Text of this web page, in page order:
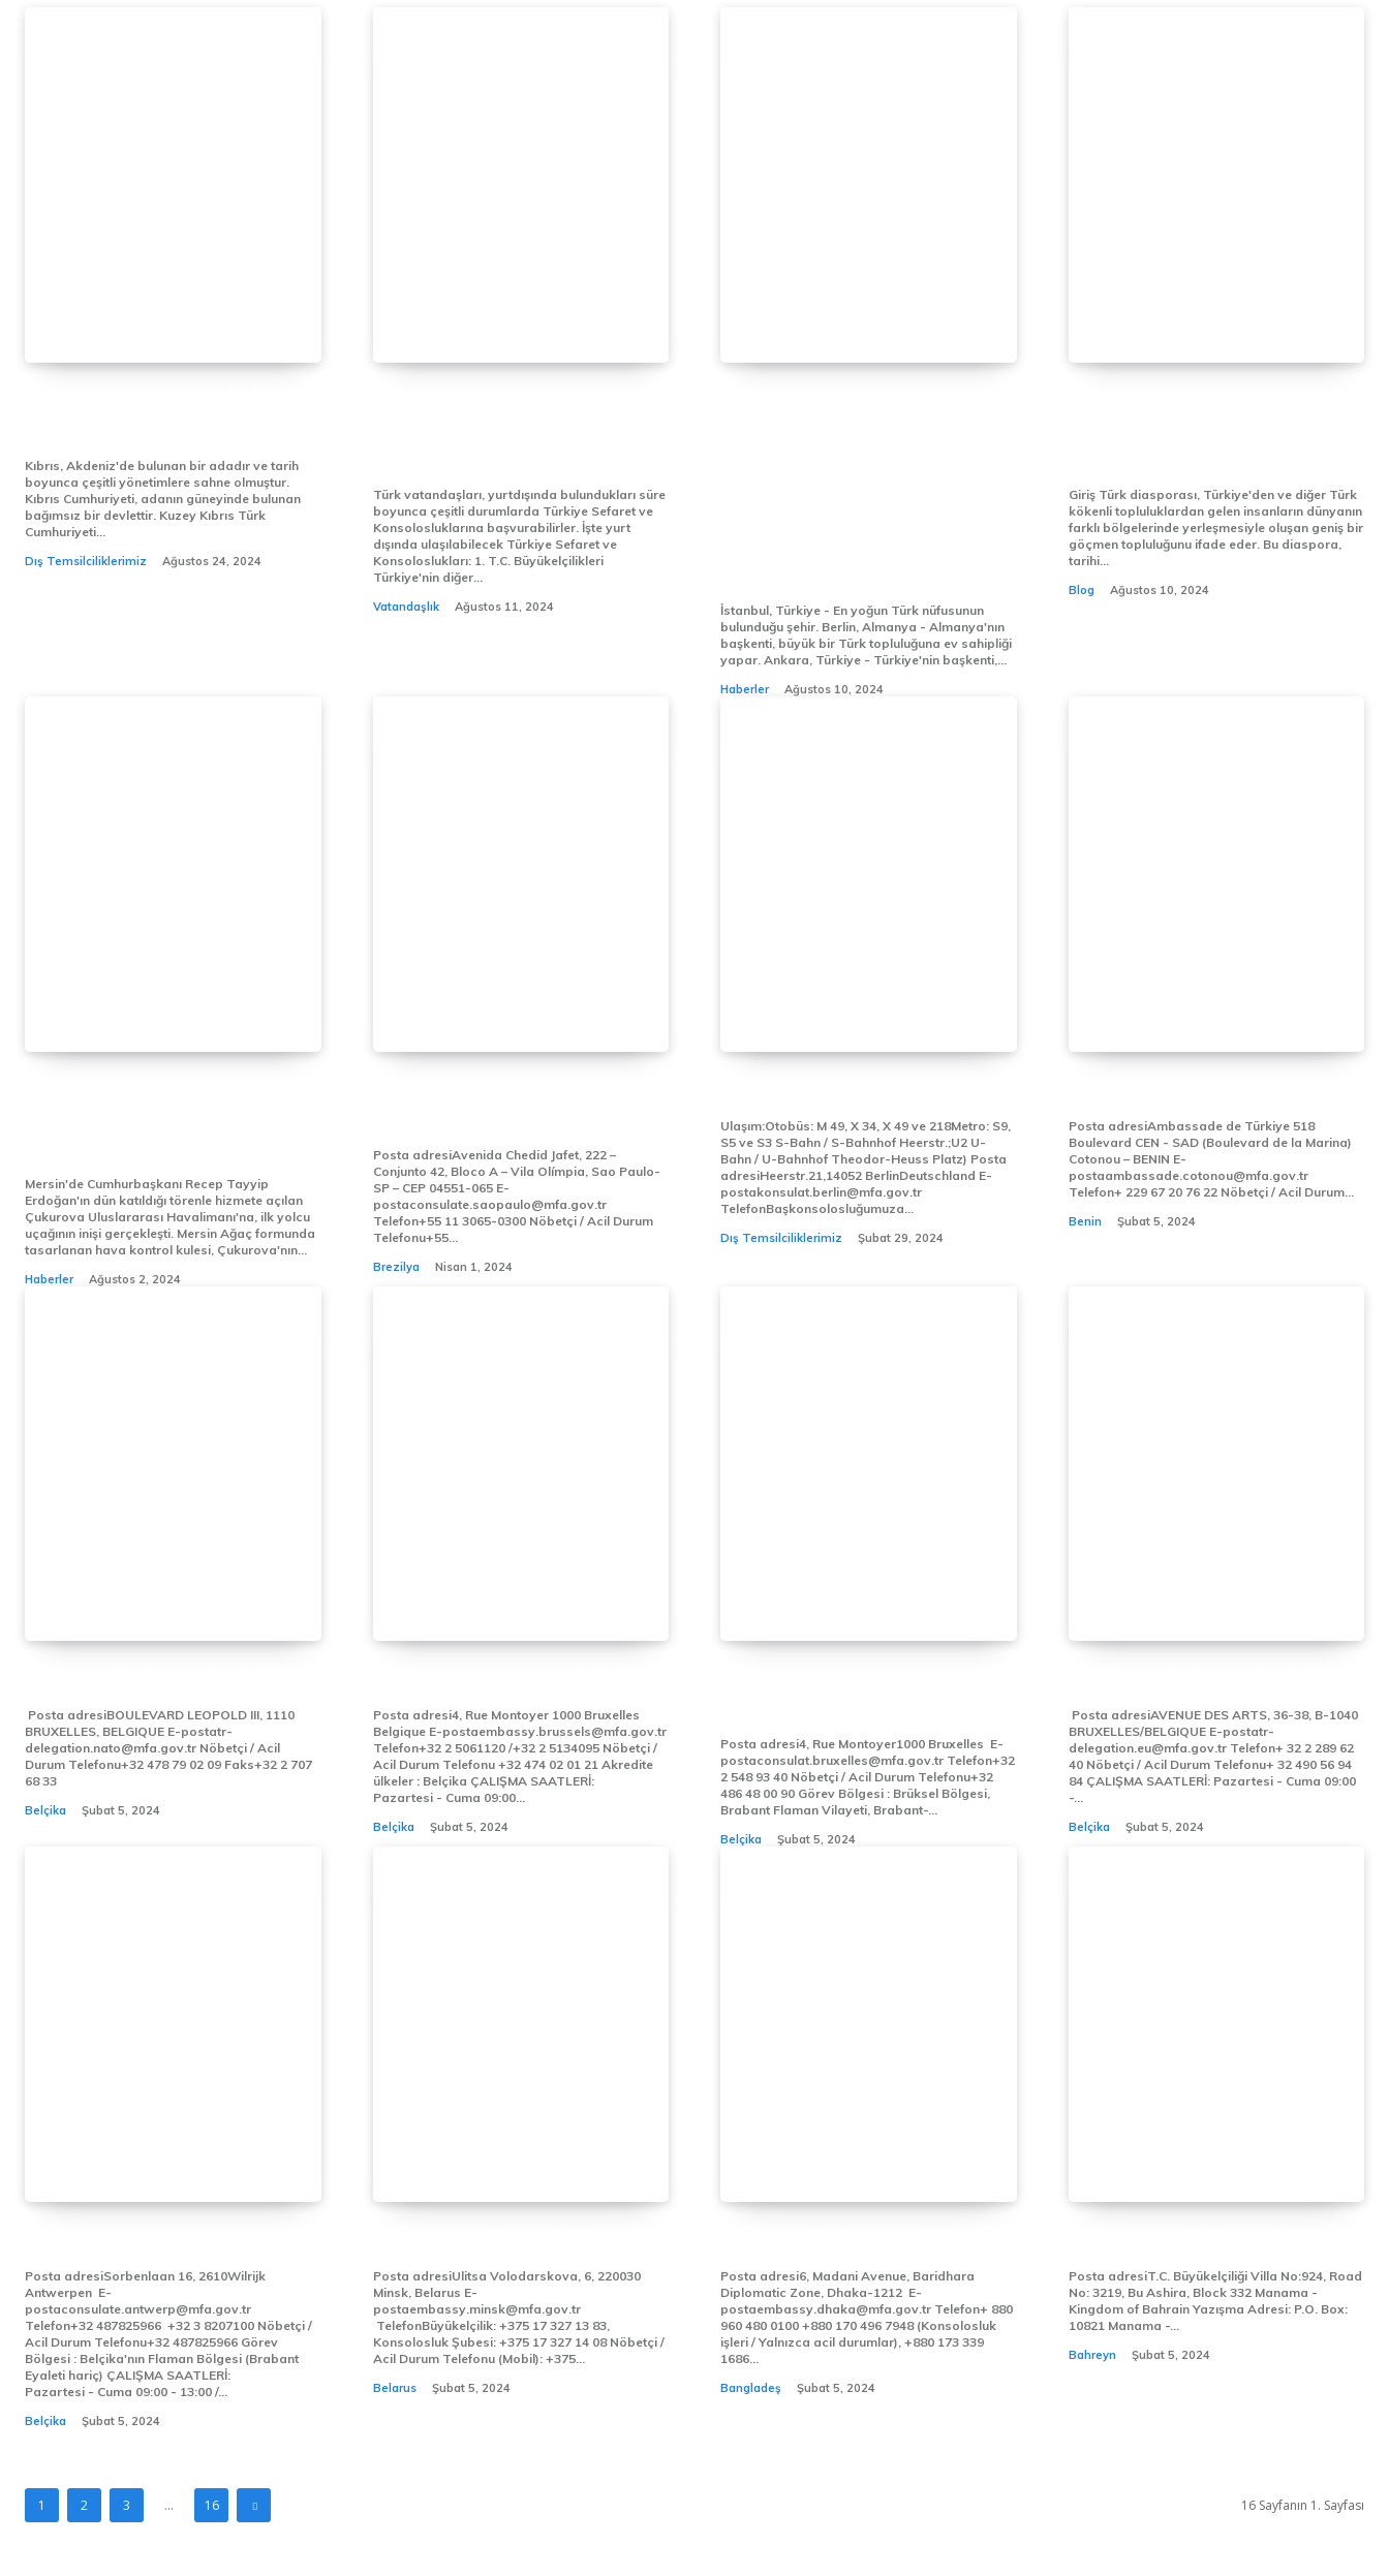
Kıbrıs, Akdeniz'de bulunan bir adadır ve tarih
boyunca çeşitli yönetimlere sahne olmuştur.
Kıbrıs Cumhuriyeti, adanın güneyinde bulunan
bağımsız bir devlettir. Kuzey Kıbrıs Türk
Cumhuriyeti...
Dış Temsilciliklerimiz Ağustos 24, 2024
Türk vatandaşları, yurtdışında bulundukları süre
boyunca çeşitli durumlarda Türkiye Sefaret ve
Konsolosluklarına başvurabilirler. İşte yurt
dışında ulaşılabilecek Türkiye Sefaret ve
Konsoloslukları: 1. T.C. Büyükelçilikleri
Türkiye'nin diğer...
Vatandaşlık Ağustos 11, 2024
İstanbul, Türkiye - En yoğun Türk nüfusunun
bulunduğu şehir. Berlin, Almanya - Almanya'nın
başkenti, büyük bir Türk topluluğuna ev sahipliği
yapar. Ankara, Türkiye - Türkiye'nin başkenti,...
Haberler Ağustos 10, 2024
Giriş Türk diasporası, Türkiye'den ve diğer Türk
kökenli topluluklardan gelen insanların dünyanın
farklı bölgelerinde yerleşmesiyle oluşan geniş bir
göçmen topluluğunu ifade eder. Bu diaspora,
tarihi...
Blog Ağustos 10, 2024
Mersin'de Cumhurbaşkanı Recep Tayyip
Erdoğan'ın dün katıldığı törenle hizmete açılan
Çukurova Uluslararası Havalimanı'na, ilk yolcu
uçağının inişi gerçekleşti. Mersin Ağaç formunda
tasarlanan hava kontrol kulesi, Çukurova'nın...
Haberler Ağustos 2, 2024
Posta adresiAvenida Chedid Jafet, 222 –
Conjunto 42, Bloco A – Vila Olímpia, Sao Paulo-
SP – CEP 04551-065 E-
postaconsulate.saopaulo@mfa.gov.tr
Telefon+55 11 3065-0300 Nöbetçi / Acil Durum
Telefonu+55...
Brezilya Nisan 1, 2024
Ulaşım:Otobüs: M 49, X 34, X 49 ve 218Metro: S9,
S5 ve S3 S-Bahn / S-Bahnhof Heerstr.;U2 U-
Bahn / U-Bahnhof Theodor-Heuss Platz) Posta
adresiHeerstr.21,14052 BerlinDeutschland E-
postakonsulat.berlin@mfa.gov.tr
TelefonBaşkonsolosluğumuza...
Dış Temsilciliklerimiz Şubat 29, 2024
Posta adresiAmbassade de Türkiye 518
Boulevard CEN - SAD (Boulevard de la Marina)
Cotonou – BENIN E-
postaambassade.cotonou@mfa.gov.tr
Telefon+ 229 67 20 76 22 Nöbetçi / Acil Durum...
Benin Şubat 5, 2024
Posta adresiBOULEVARD LEOPOLD III, 1110
BRUXELLES, BELGIQUE E-postatr-
delegation.nato@mfa.gov.tr Nöbetçi / Acil
Durum Telefonu+32 478 79 02 09 Faks+32 2 707
68 33
Belçika Şubat 5, 2024
Posta adresi4, Rue Montoyer 1000 Bruxelles
Belgique E-postaembassy.brussels@mfa.gov.tr
Telefon+32 2 5061120 /+32 2 5134095 Nöbetçi /
Acil Durum Telefonu +32 474 02 01 21 Akredite
ülkeler : Belçika ÇALIŞMA SAATLERİ:
Pazartesi - Cuma 09:00...
Belçika Şubat 5, 2024
Posta adresi4, Rue Montoyer1000 Bruxelles E-
postaconsulat.bruxelles@mfa.gov.tr Telefon+32
2 548 93 40 Nöbetçi / Acil Durum Telefonu+32
486 48 00 90 Görev Bölgesi : Brüksel Bölgesi,
Brabant Flaman Vilayeti, Brabant-...
Belçika Şubat 5, 2024
Posta adresiAVENUE DES ARTS, 36-38, B-1040
BRUXELLES/BELGIQUE E-postatr-
delegation.eu@mfa.gov.tr Telefon+ 32 2 289 62
40 Nöbetçi / Acil Durum Telefonu+ 32 490 56 94
84 ÇALIŞMA SAATLERİ: Pazartesi - Cuma 09:00
-...
Belçika Şubat 5, 2024
Posta adresiSorbenlaan 16, 2610Wilrijk
Antwerpen E-
postaconsulate.antwerp@mfa.gov.tr
Telefon+32 487825966 +32 3 8207100 Nöbetçi /
Acil Durum Telefonu+32 487825966 Görev
Bölgesi : Belçika'nın Flaman Bölgesi (Brabant
Eyaleti hariç) ÇALIŞMA SAATLERİ:
Pazartesi - Cuma 09:00 - 13:00 /...
Belçika Şubat 5, 2024
Posta adresiUlitsa Volodarskova, 6, 220030
Minsk, Belarus E-
postaembassy.minsk@mfa.gov.tr
TelefonBüyükelçilik: +375 17 327 13 83,
Konsolosluk Şubesi: +375 17 327 14 08 Nöbetçi /
Acil Durum Telefonu (Mobil): +375...
Belarus Şubat 5, 2024
Posta adresi6, Madani Avenue, Baridhara
Diplomatic Zone, Dhaka-1212 E-
postaembassy.dhaka@mfa.gov.tr Telefon+ 880
960 480 0100 +880 170 496 7948 (Konsolosluk
işleri / Yalnızca acil durumlar), +880 173 339
1686...
Bangladeş Şubat 5, 2024
Posta adresiT.C. Büyükelçiliği Villa No:924, Road
No: 3219, Bu Ashira, Block 332 Manama -
Kingdom of Bahrain Yazışma Adresi: P.O. Box:
10821 Manama -...
Bahreyn Şubat 5, 2024
1 2 3 ... 16 16 Sayfanın 1. Sayfası